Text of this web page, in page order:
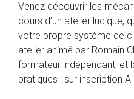
Venez découvrir les
cours d’un atelier ludique,
votre propre système de
atelier animé par Romain
formateur indépendant,
pratiques : sur inscription